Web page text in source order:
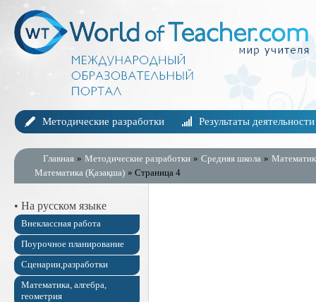
Методические разработки Результаты деятельности
Главная » Методические разработки » Средняя школа »
Математика (Қазақша) » Страница 4
• На русском языке
Внеклассная работа
Поурочное планирование
Сценарии,разработки
Математика, алгебра,
геометрия